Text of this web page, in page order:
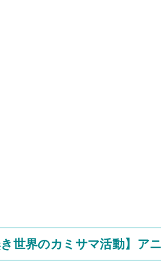
き世界のカミサマ活動】ア